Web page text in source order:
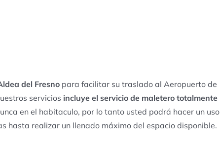
del Fresnopara facilitar su traslado al Aeropuerto de
servicios incluye el servicio de maletero totalmente
en el habitaculo, por lo tanto usted podrá hacer un uso
hasta realizar un llenado máximo del espacio disponible.